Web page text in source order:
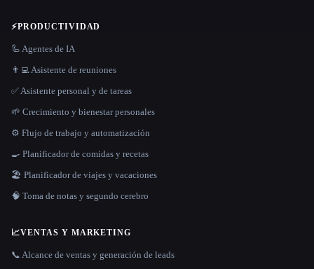
⚡PRODUCTIVIDAD
🦾 Agentes de IA
👨‍💻 Asistente de reuniones
✅ Asistente personal y de tareas
🌱 Crecimiento y bienestar personales
⚙️ Flujo de trabajo y automatización
🍳 Planificador de comidas y recetas
🏖 Planificador de viajes y vacaciones
🧠 Toma de notas y segundo cerebro
📈VENTAS Y MARKETING
📞 Alcance de ventas y generación de leads